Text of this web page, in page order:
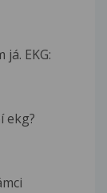
EKG:
ekg?